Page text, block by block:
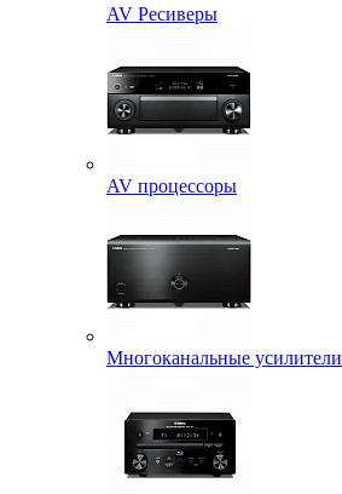
AV Ресиверы
AV процессоры
Многоканальные усилители